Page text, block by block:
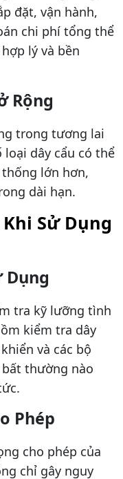
đặt, vận hành,
chi phí tổng thể
lý và bền
Rộng
trong tương lai
loại dây cẩu có thể
lớn hơn,
dài hạn.
Sử Dụng
Dụng
tra kỹ lưỡng tình
kiểm tra dây
và các bộ
thường nào
Phép
cho phép của
chỉ gây nguy